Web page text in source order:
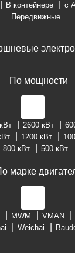
В контейнере с
Передвижные
По мощности
2600 кВт
1200 кВт
800 кВт
500 кВт
марке
MWM VMAN
Weichai